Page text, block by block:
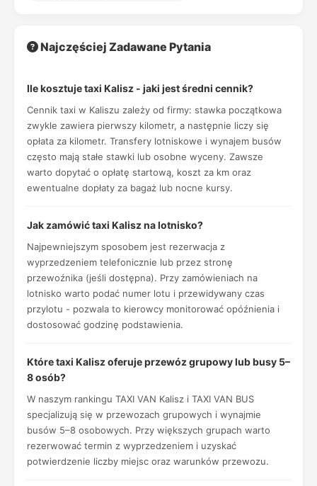
Najczęściej Zadawane Pytania
Ile kosztuje taxi Kalisz - jaki jest średni cennik?
Cennik taxi w Kaliszu zależy od firmy: stawka początkowa
zwykle zawiera pierwszy kilometr, a następnie liczy się
opłata za kilometr. Transfery lotniskowe i wynajem busów
często mają stałe stawki lub osobne wyceny. Zawsze
warto dopytać o opłatę startową, koszt za km oraz
ewentualne dopłaty za bagaż lub nocne kursy.
Jak zamówić taxi Kalisz na lotnisko?
Najpewniejszym sposobem jest rezerwacja z
wyprzedzeniem telefonicznie lub przez stronę
przewoźnika (jeśli dostępna). Przy zamówieniach na
lotnisko warto podać numer lotu i przewidywany czas
przylotu - pozwala to kierowcy monitorować opóźnienia i
dostosować godzinę podstawienia.
Które taxi Kalisz oferuje przewóz grupowy lub busy 5–
8 osób?
W naszym rankingu TAXI VAN Kalisz i TAXI VAN BUS
specjalizują się w przewozach grupowych i wynajmie
busów 5–8 osobowych. Przy większych grupach warto
rezerwować termin z wyprzedzeniem i uzyskać
potwierdzenie liczby miejsc oraz warunków przewozu.